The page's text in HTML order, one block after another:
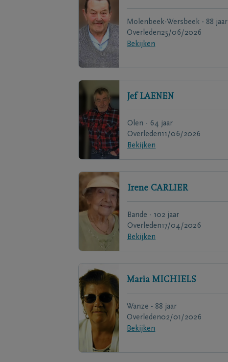
Molenbeek-Wersbeek - 88 jaar
Overleden25/06/2026
Bekijken
Jef LAENEN
Olen - 64 jaar
Overleden11/06/2026
Bekijken
Irene CARLIER
Bande - 102 jaar
Overleden17/04/2026
Bekijken
Maria MICHIELS
Wanze - 88 jaar
Overleden02/01/2026
Bekijken